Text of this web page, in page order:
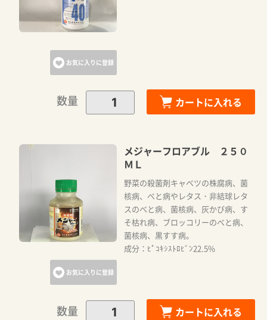
お気に入りに登録
数量 カートに入れる
お気に入りに登録
メジャーフロアブル ２５０
ＭＬ
野菜の殺菌剤キャベツの株腐病、菌
核病、べと病やレタス・非結球レタ
スのべと病、菌核病、灰かび病、す
そ枯れ病、ブロッコリーのべと病、
菌核病、黒すす病。
成分：ﾋﾟｺｷｼｽﾄﾛﾋﾞﾝ22.5%
数量 カートに入れる